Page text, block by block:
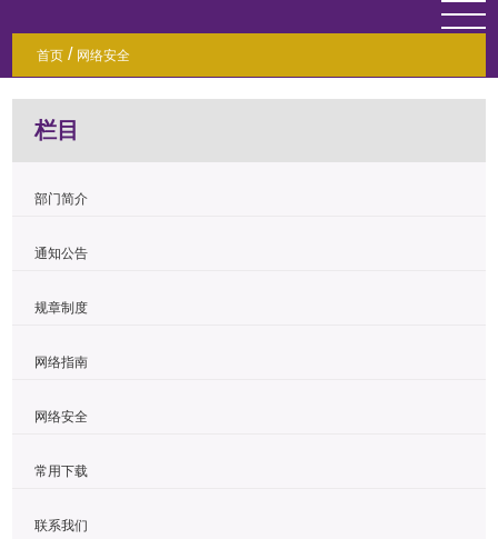
首页 / 网络安全
栏目
部门简介
通知公告
规章制度
网络指南
网络安全
常用下载
联系我们